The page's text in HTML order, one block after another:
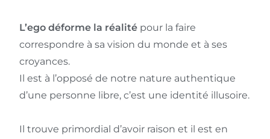
L’ego déforme la réalité pour la faire
correspondre à sa vision du monde et à ses
croyances.
Il est à l’opposé de notre nature authentique
d’une personne libre, c’est une identité illusoire.
Il trouve primordial d’avoir raison et il est en